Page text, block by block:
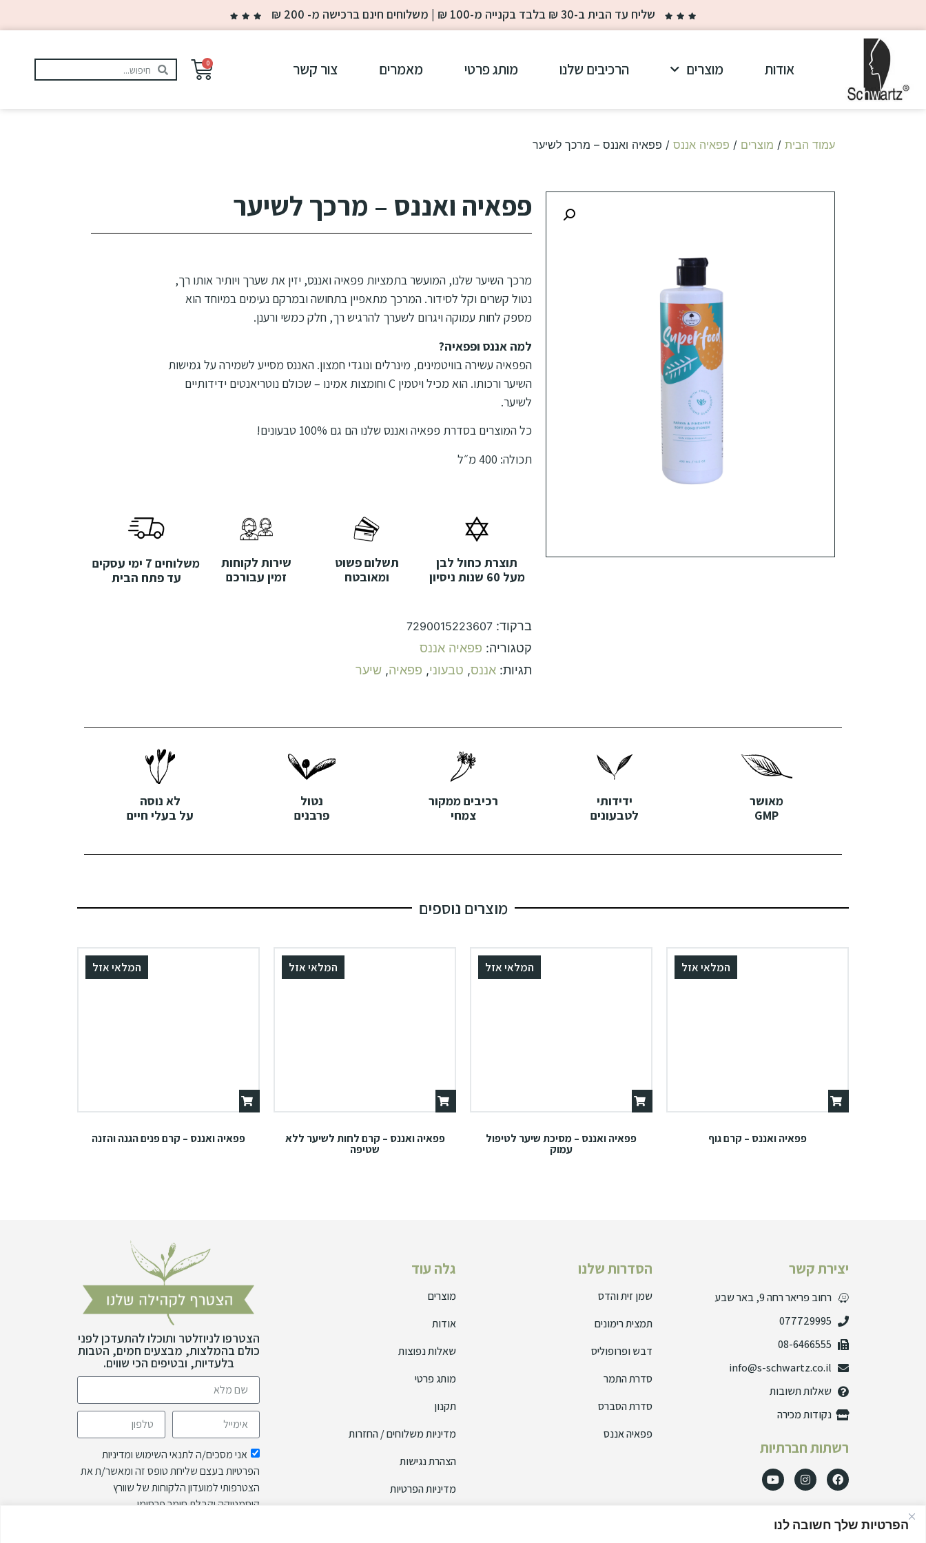
הפרטיות שלך חשובה לנו
שליח עד הבית ב-30 ₪ בלבד בקנייה מ-100 ₪ | משלוחים חינם ברכישה מ- 200 ₪
אודות מוצרים הרכיבים שלנו מותג פרטי מאמרים צור קשר 0
עמוד הבית / מוצרים / פפאיה אננס / פפאיה ואננס – מרכך לשיער
פפאיה ואננס – מרכך לשיער
מרכך השיער שלנו, המועשר בתמציות פפאיה ואננס, יזין את שערך ויותיר אותו רך,
נטול קשרים וקל לסידור. המרכך מתאפיין בתחושה ובמרקם נעימים במיוחד הוא
מספק לחות עמוקה ויגרום לשערך להרגיש רך, חלק כמשי ורענן.
למה אננס ופפאיה?
הפפאיה עשירה בוויטמינים, מינרלים ונוגדי חמצון. האננס מסייע לשמירה על גמישות
השיער ורכותו. הוא מכיל ויטמין C וחומצות אמינו – שכולם נוטריאנטים ידידותיים
לשיער.
כל המוצרים בסדרת פפאיה ואננס שלנו הם גם 100% טבעונים!
תכולה: 400 מ״ל
תוצרת כחול לבן
מעל 60 שנות ניסיון
תשלום פשוט
ומאובטח
שירות לקוחות
זמין עבורכם
משלוחים 7 ימי עסקים
עד פתח הבית
ברקוד: 7290015223607
קטגוריה: פפאיה אננס
תגיות: אננס, טבעוני, פפאיה, שיער
מאושר
GMP
ידידותי
לטבעונים
רכיבים ממקור
צמחי
נטול
פרבנים
לא נוסה
על בעלי חיים
מוצרים נוספים
המלאי אזל
פפאיה ואננס – קרם גוף
המלאי אזל
פפאיה ואננס – מסיכת שיער לטיפול
עמוק
המלאי אזל
פפאיה ואננס – קרם לחות לשיער ללא
שטיפה
המלאי אזל
פפאיה ואננס – קרם פנים הגנה והזנה
יצירת קשר
רחוב פריאר רחה 9, באר שבע
077729995
08-6466555
info@s-schwartz.co.il
שאלות תשובות
נקודות מכירה
רשתות חברתיות
הסדרות שלנו
שמן זית והדס
תמצית רימונים
דבש ופרופוליס
סדרת התמר
סדרת הסברס
פפאיה אננס
גלה עוד
מוצרים
אודות
שאלות נפוצות
מותג פרטי
תקנון
מדיניות משלוחים / החזרות
הצהרת נגישות
מדיניות הפרטיות
הצטרפו לניוזלטר ותוכלו להתעדכן לפני
כולם בהמלצות, מבצעים חמים, הטבות
בלעדיות, ובטיפים הכי שווים.
אני מסכים/ה לתנאי השימוש ומדיניות
הפרטיות בעצם שליחת טופס זה ומאשר/ת את
הצטרפותי למועדון הלקוחות של שוורץ
קוסמטיקה וקבלת חומר פרסומי.